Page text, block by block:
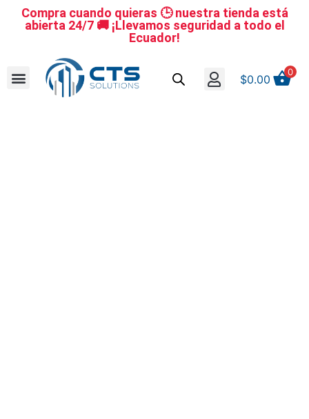
Compra cuando quieras 🕒 nuestra tienda está
abierta 24/7 🚚 ¡Llevamos seguridad a todo el
Ecuador!
$0.00
0